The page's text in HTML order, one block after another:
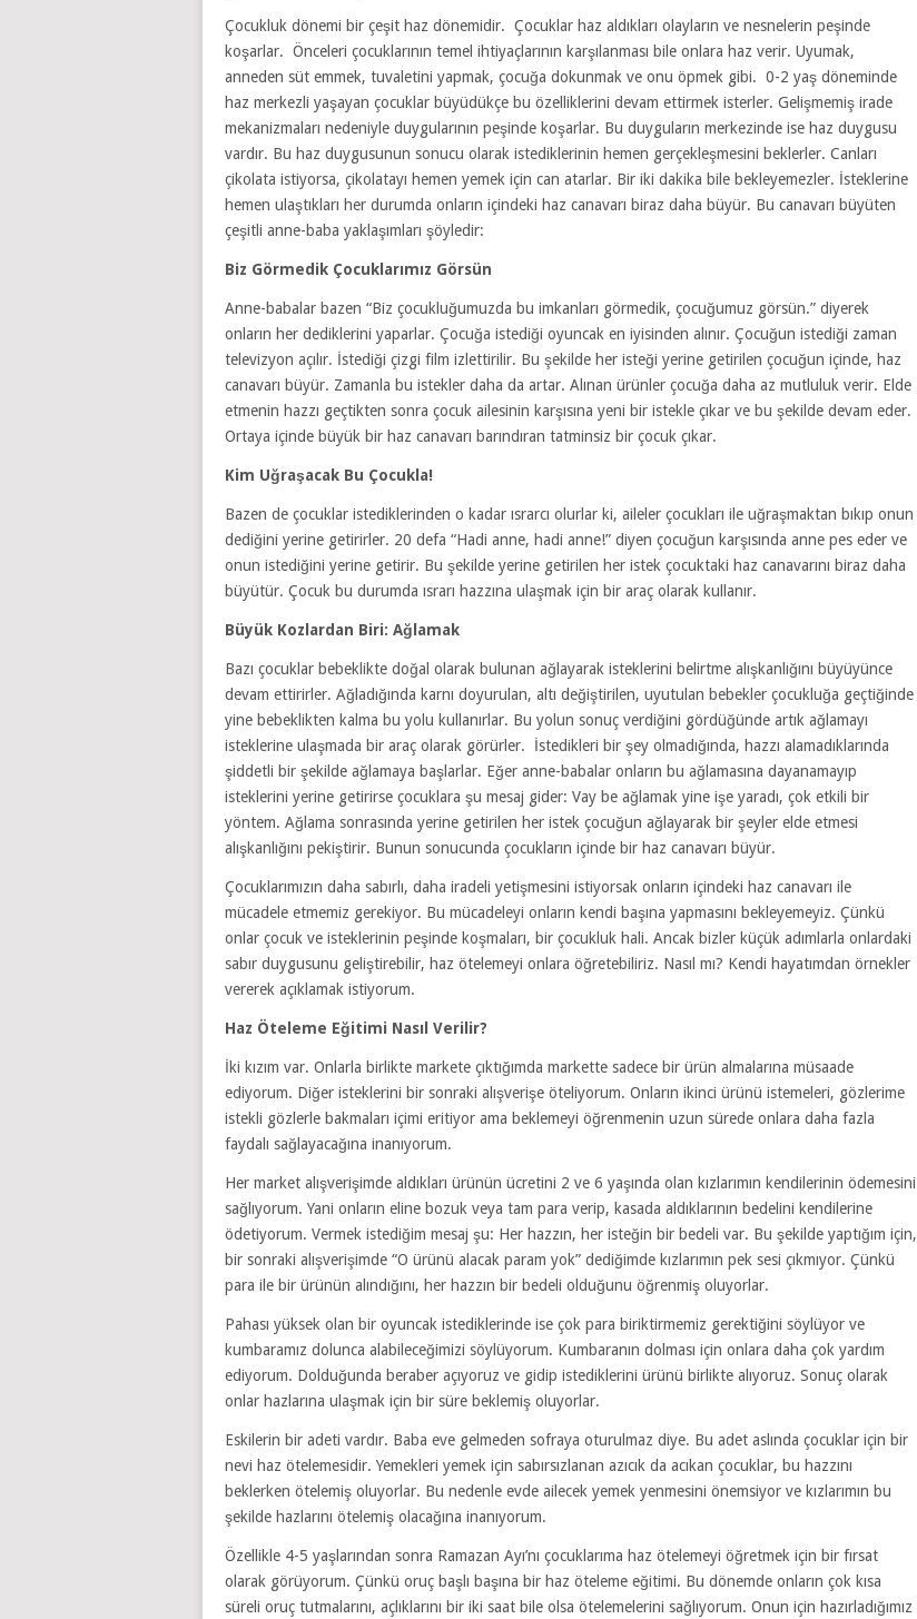
Çocukluk dönemi bir çeşit haz dönemidir. Çocuklar haz aldıkları olayların ve nesnelerin peşinde
koşarlar. Önceleri çocuklarının temel ihtiyaçlarının karşılanması bile onlara haz verir. Uyumak,
anneden süt emmek, tuvaletini yapmak, çocuğa dokunmak ve onu öpmek gibi. 0-2 yaş döneminde
haz merkezli yaşayan çocuklar büyüdükçe bu özelliklerini devam ettirmek isterler. Gelişmemiş irade
mekanizmaları nedeniyle duygularının peşinde koşarlar. Bu duyguların merkezinde ise haz duygusu
vardır. Bu haz duygusunun sonucu olarak istediklerinin hemen gerçekleşmesini beklerler. Canları
çikolata istiyorsa, çikolatayı hemen yemek için can atarlar. Bir iki dakika bile bekleyemezler. İsteklerine
hemen ulaştıkları her durumda onların içindeki haz canavarı biraz daha büyür. Bu canavarı büyüten
çeşitli anne-baba yaklaşımları şöyledir:
Biz Görmedik Çocuklarımız Görsün
Anne-babalar bazen “Biz çocukluğumuzda bu imkanları görmedik, çocuğumuz görsün.” diyerek
onların her dediklerini yaparlar. Çocuğa istediği oyuncak en iyisinden alınır. Çocuğun istediği zaman
televizyon açılır. İstediği çizgi film izlettirilir. Bu şekilde her isteği yerine getirilen çocuğun içinde, haz
canavarı büyür. Zamanla bu istekler daha da artar. Alınan ürünler çocuğa daha az mutluluk verir. Elde
etmenin hazzı geçtikten sonra çocuk ailesinin karşısına yeni bir istekle çıkar ve bu şekilde devam eder.
Ortaya içinde büyük bir haz canavarı barındıran tatminsiz bir çocuk çıkar.
Kim Uğraşacak Bu Çocukla!
Bazen de çocuklar istediklerinden o kadar ısrarcı olurlar ki, aileler çocukları ile uğraşmaktan bıkıp onun
dediğini yerine getirirler. 20 defa “Hadi anne, hadi anne!” diyen çocuğun karşısında anne pes eder ve
onun istediğini yerine getirir. Bu şekilde yerine getirilen her istek çocuktaki haz canavarını biraz daha
büyütür. Çocuk bu durumda ısrarı hazzına ulaşmak için bir araç olarak kullanır.
Büyük Kozlardan Biri: Ağlamak
Bazı çocuklar bebeklikte doğal olarak bulunan ağlayarak isteklerini belirtme alışkanlığını büyüyünce
devam ettirirler. Ağladığında karnı doyurulan, altı değiştirilen, uyutulan bebekler çocukluğa geçtiğinde
yine bebeklikten kalma bu yolu kullanırlar. Bu yolun sonuç verdiğini gördüğünde artık ağlamayı
isteklerine ulaşmada bir araç olarak görürler. İstedikleri bir şey olmadığında, hazzı alamadıklarında
şiddetli bir şekilde ağlamaya başlarlar. Eğer anne-babalar onların bu ağlamasına dayanamayıp
isteklerini yerine getirirse çocuklara şu mesaj gider: Vay be ağlamak yine işe yaradı, çok etkili bir
yöntem. Ağlama sonrasında yerine getirilen her istek çocuğun ağlayarak bir şeyler elde etmesi
alışkanlığını pekiştirir. Bunun sonucunda çocukların içinde bir haz canavarı büyür.
Çocuklarımızın daha sabırlı, daha iradeli yetişmesini istiyorsak onların içindeki haz canavarı ile
mücadele etmemiz gerekiyor. Bu mücadeleyi onların kendi başına yapmasını bekleyemeyiz. Çünkü
onlar çocuk ve isteklerinin peşinde koşmaları, bir çocukluk hali. Ancak bizler küçük adımlarla onlardaki
sabır duygusunu geliştirebilir, haz ötelemeyi onlara öğretebiliriz. Nasıl mı? Kendi hayatımdan örnekler
vererek açıklamak istiyorum.
Haz Öteleme Eğitimi Nasıl Verilir?
İki kızım var. Onlarla birlikte markete çıktığımda markette sadece bir ürün almalarına müsaade
ediyorum. Diğer isteklerini bir sonraki alışverişe öteliyorum. Onların ikinci ürünü istemeleri, gözlerime
istekli gözlerle bakmaları içimi eritiyor ama beklemeyi öğrenmenin uzun sürede onlara daha fazla
faydalı sağlayacağına inanıyorum.
Her market alışverişimde aldıkları ürünün ücretini 2 ve 6 yaşında olan kızlarımın kendilerinin ödemesini
sağlıyorum. Yani onların eline bozuk veya tam para verip, kasada aldıklarının bedelini kendilerine
ödetiyorum. Vermek istediğim mesaj şu: Her hazzın, her isteğin bir bedeli var. Bu şekilde yaptığım için,
bir sonraki alışverişimde “O ürünü alacak param yok” dediğimde kızlarımın pek sesi çıkmıyor. Çünkü
para ile bir ürünün alındığını, her hazzın bir bedeli olduğunu öğrenmiş oluyorlar.
Pahası yüksek olan bir oyuncak istediklerinde ise çok para biriktirmemiz gerektiğini söylüyor ve
kumbaramız dolunca alabileceğimizi söylüyorum. Kumbaranın dolması için onlara daha çok yardım
ediyorum. Dolduğunda beraber açıyoruz ve gidip istediklerini ürünü birlikte alıyoruz. Sonuç olarak
onlar hazlarına ulaşmak için bir süre beklemiş oluyorlar.
Eskilerin bir adeti vardır. Baba eve gelmeden sofraya oturulmaz diye. Bu adet aslında çocuklar için bir
nevi haz ötelemesidir. Yemekleri yemek için sabırsızlanan azıcık da acıkan çocuklar, bu hazzını
beklerken ötelemiş oluyorlar. Bu nedenle evde ailecek yemek yenmesini önemsiyor ve kızlarımın bu
şekilde hazlarını ötelemiş olacağına inanıyorum.
Özellikle 4-5 yaşlarından sonra Ramazan Ayı’nı çocuklarıma haz ötelemeyi öğretmek için bir fırsat
olarak görüyorum. Çünkü oruç başlı başına bir haz öteleme eğitimi. Bu dönemde onların çok kısa
süreli oruç tutmalarını, açlıklarını bir iki saat bile olsa ötelemelerini sağlıyorum. Onun için hazırladığımız